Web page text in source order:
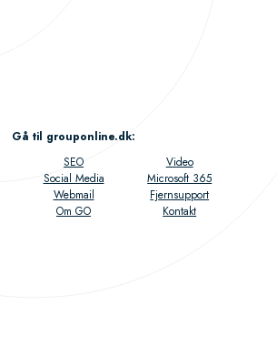
Gå til grouponline.dk:
SEO
Video
Social Media
Microsoft 365
Webmail
Fjernsupport
Om GO Kontakt